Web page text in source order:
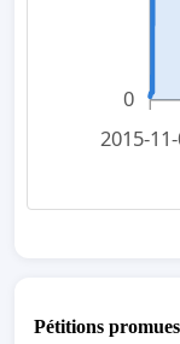
0
2015-
Pétitions